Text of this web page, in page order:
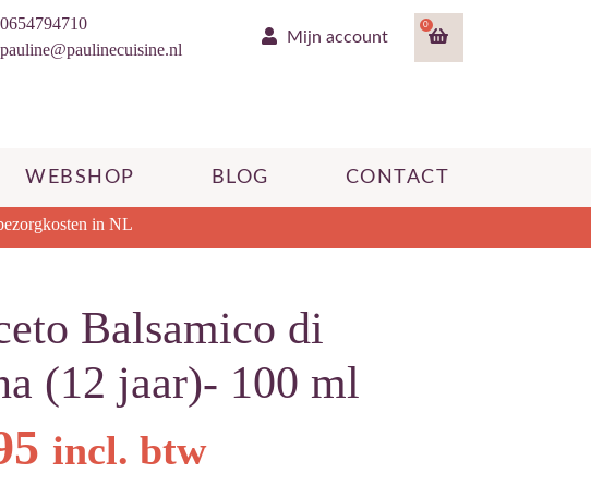
0654794710
pauline@paulinecuisine.nl
Mijn account
0
WEBSHOP BLOG CONTACT
in NL
Balsamico di
(12 jaar)- 100 ml
incl. btw